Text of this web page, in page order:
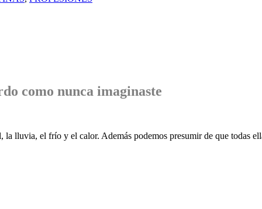
como nunca imaginaste
lluvia, el frío y el calor. Además podemos presumir de que todas